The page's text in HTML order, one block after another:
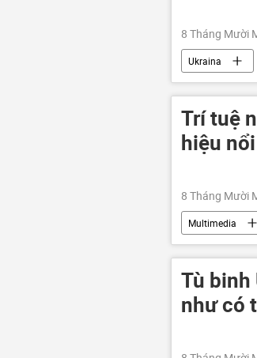
8 Tháng Mười
Ukraina
Verkhovna
Trí tuệ
hiệu
8 Tháng Mười
Multimedia
Xã hội
Tù binh
như có